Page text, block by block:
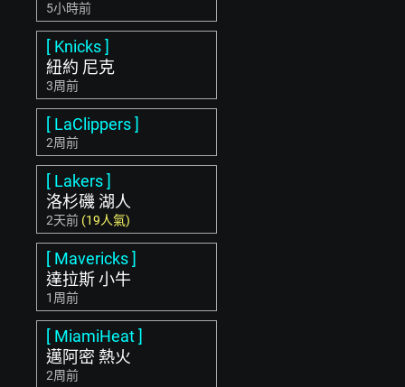
5小時前
[ Knicks ]
紐約 尼克
3周前
[ LaClippers ]
2周前
[ Lakers ]
洛杉磯 湖人
2天前 (19人氣)
[ Mavericks ]
達拉斯 小牛
1周前
[ MiamiHeat ]
邁阿密 熱火
2周前